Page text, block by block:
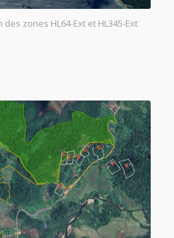
zones HL64-Ext et HL345-Ext